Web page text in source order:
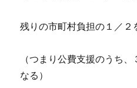
残りの市町村負担の１／２
（つまり公費支援のうち
なる）